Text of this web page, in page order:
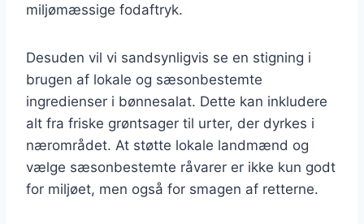
miljømæssige fodaftryk.
Desuden vil vi sandsynligvis se en stigning i
brugen af lokale og sæsonbestemte
ingredienser i bønnesalat. Dette kan inkludere
alt fra friske grøntsager til urter, der dyrkes i
nærområdet. At støtte lokale landmænd og
vælge sæsonbestemte råvarer er ikke kun godt
for miljøet, men også for smagen af retterne.